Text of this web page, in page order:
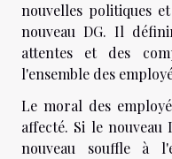
nouvelles politiques
nouveau DG. Il
attentes et des
l'ensemble des
Le moral des
affecté. Si le
nouveau souffle à